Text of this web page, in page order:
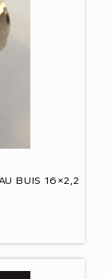
BUIS 16×2,2